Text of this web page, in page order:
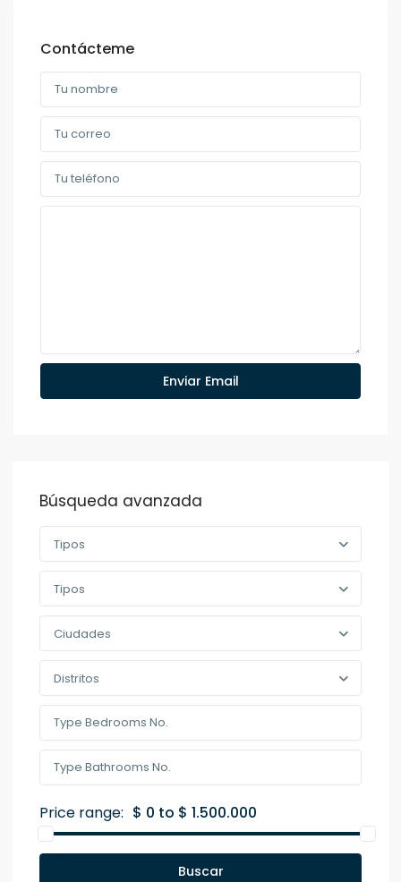
Contácteme
Búsqueda avanzada
Tipos
Tipos
Ciudades
Distritos
Price range: $ 0 to $ 1.500.000
Buscar